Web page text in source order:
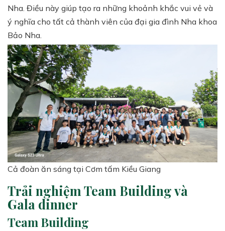
Nha. Điều này giúp tạo ra những khoảnh khắc vui vẻ và
ý nghĩa cho tất cả thành viên của đại gia đình Nha khoa
Bảo Nha.
Cả đoàn ăn sáng tại Cơm tấm Kiều Giang
Trải nghiệm Team Building và
Gala dinner
Team Building